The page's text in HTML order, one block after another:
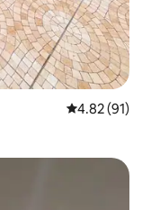
Ukadiriaji wa
4.82 (91)